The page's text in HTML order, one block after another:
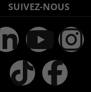
SUIVEZ-NOUS